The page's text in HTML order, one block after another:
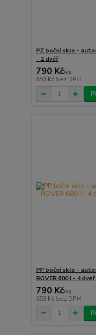
PZ boční sklo -
- 2 dvéř
790 Kč/ks
653 Kč bez DPH
PP boční sklo -
ROVER 600 I - 4 dvéř
790 Kč/ks
653 Kč bez DPH